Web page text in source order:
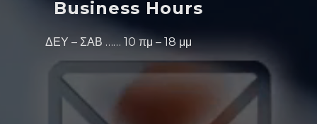
Business Hours
ΔΕΥ – ΣΑΒ …… 10 πμ – 18 μμ